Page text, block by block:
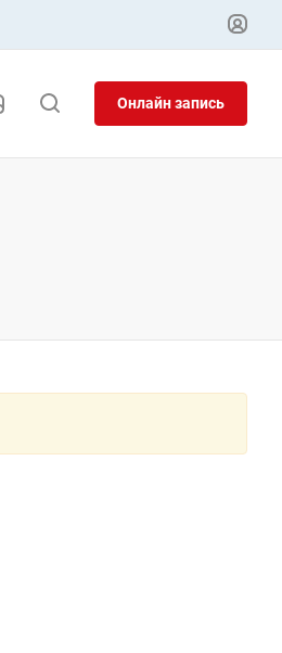
Онлайн запись